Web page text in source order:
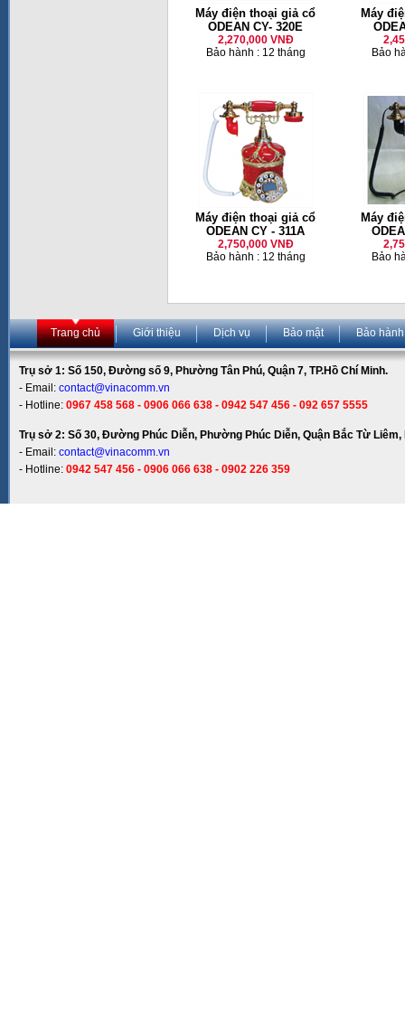
Máy điện thoại giả cổ
ODEAN CY- 320E
2,270,000 VNĐ
Bảo hành : 12 tháng
Máy
Bảo
Máy điện thoại giả cổ
ODEAN CY - 311A
2,750,000 VNĐ
Bảo hành : 12 tháng
Máy
Bảo
Trang chủ Giới thiệu Dịch vụ Bảo mật Bảo hành
Trụ sở 1: Số 150, Đường số 9, Phường Tân Phú, Quận 7, TP.Hồ Chí Minh.
- Email: contact@vinacomm.vn
- Hotline: 0967 458 568 - 0906 066 638 - 0942 547 456 - 092 657 5555
Trụ sở 2: Số 30, Đường Phúc Diễn, Phường Phúc Diễn, Quận Bắc Từ Liêm,
- Email: contact@vinacomm.vn
- Hotline: 0942 547 456 - 0906 066 638 - 0902 226 359